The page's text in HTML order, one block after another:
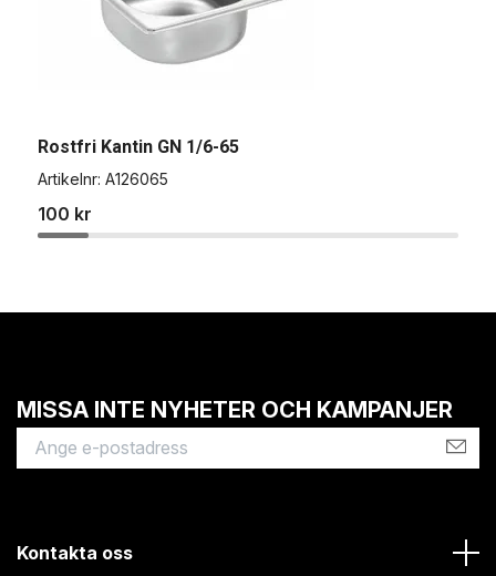
Rostfri Kantin GN 1/6-65
Artikelnr: A126065
100 kr
MISSA INTE NYHETER OCH KAMPANJER
Kontakta oss